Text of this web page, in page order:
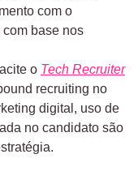
com o
base nos
o Tech Recruiter
recruiting no
digital, uso de
no candidato são